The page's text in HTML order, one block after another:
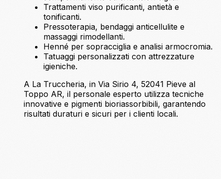
Trattamenti viso purificanti, antietà e
tonificanti.
Pressoterapia, bendaggi anticellulite e
massaggi rimodellanti.
Henné per sopracciglia e analisi armocromia.
Tatuaggi personalizzati con attrezzature
igieniche.
A La Truccheria, in Via Sirio 4, 52041 Pieve al
Toppo AR, il personale esperto utilizza tecniche
innovative e pigmenti bioriassorbibili, garantendo
risultati duraturi e sicuri per i clienti locali.